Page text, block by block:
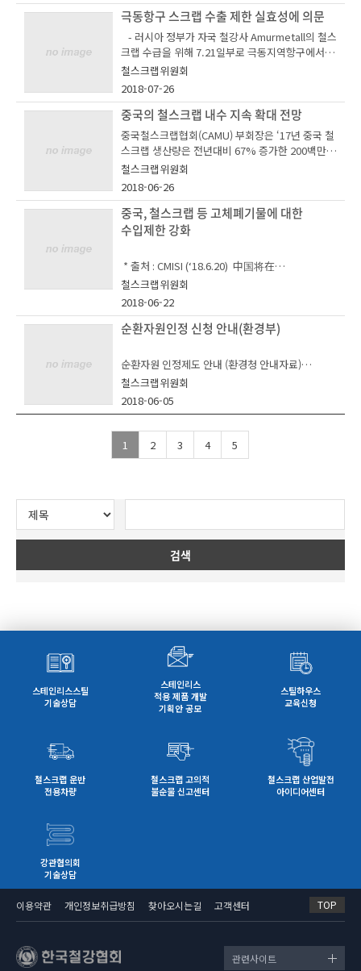
2022. 1.
한국철강협회 철스크랩위원회
철스크랩 고의적 불순물 신고센터
* 첨부파일
1) 철스크랩 고의적 불순물 신고센터 안내문 - 1부.
2) 철스크랩 고의적 불순물 신고양식 - 1부. 끝.
○ 참여 방법 :
① URL 접속(주소를 복사하여 주소창에 붙여넣
기 후 엔터) : http://steelscrapidea.kosa.or.kr/
main
② 철스크랩위원회 홈페이지 우측 배너 중 「철
스크랩 산업발전 아이디어센터」 클릭
이들 업체는 △경기 화성에 위치한 대한철강, 와이
케이스틸 △충남에 위치한 에스케이스틸 △부산에
위치한 현진스틸 △광주에 위치한 고서삼화자원,
부창자원 등이다.
고의적 불순물 혼입행위 업체에 대한 조치는 주의,
경고, 공표, 사법기관 고발을 위한 이사위원 회의
상정 등 4단계로 나뉜다. 상호명과 위반내용 등을
정해진 기간 동안 대외 공개할 수 있다.
이 운영요강을 근거로 지난 4월 30일 실시한 철스
크랩위원회 실무위원회 회의에서는 위 6건의 고의
혼적 신고건에 대해 심의하고, 이 같은 판정을 내렸
다.
철스크랩 고의적 불순물 혼입행위를 원천적으로 근
절하는 분위기를 만들 수 있어 참여 부탁드린다”고
말했다.
한편 철강협회 철스크랩위원회는 건전한 유통질서
순물 신고센터를 운영하고 있다.
출처: 매일일보
14일 서울 송파구 소재 철강협회에서 열린 ‘2019년
도 제1회 이사회’에 참석한 한국철강협회 철스크랩
위원회 관계자들이 올해 사업계획을 논의하고 있
다.
한국철강협회 철스크랩위원회는 14일 서울 송파구
소재 철강협회에서 2019년도 제1회 이사회를 개최
하고, 올해 사업계획을 확정했다.
철스크랩위원회는 ‘철스크랩 산업경쟁력 강화를 위
‘철스크랩 폐기물 열분해 가스화 사업’ ‘수입산 철
스크랩 품질 관리 기준 정립’ ‘집게차 기사양성과정
개설’ 등을 중점 추진하기로 했다.
위원회는 이물질이 혼입된 저품질의 수입산 철스크
랩의 국내 유입이 꾸준히 증가되고 있는 상황에서
이렇다 할 품질 분류 기준이 없어, 저품질 수입산 철
정립할 계획이다.
아울러 ‘철스크랩 폐기물 열분해 가스화 사업’은 철
스크랩 가공 과정에서 발생하는 폐기물을 친환경적
인 열분해 방식을 적용해 에너지원으로 재생산해
링을 통해 예비타당성을 검토할 예정이다.
이외에도 집게차 기사 양성교육과정 및 민간자격제
도 신설을 추진하는 사업도 추진하기로 했다.
극동항구 스크랩 수출 제한 실효성에 의문
- 러시아 정부가 자국 철강사 Amurmetall의 철스
크랩 수급을 위해 7.21일부로 극동지역항구에서
의 스크랩 수출을 6개월간 제한하나, 전문가들은
빌렛 생산사인 Amurmetall 이 해당 정책의 충분
한 효과를 누릴 수 있는지에 대해 의문 제기
- Metal Bulletin의 분석에 따르면, 수출제한이 국
내 수요를 끌어올릴 수 없을 뿐 아니라 Amurmetal
l 생산능력을 고려했을 때 스크랩을 충분히 소화할
수 없을 가능성도 있다고 분석
www.metalbulletin.com/Article/3822474/Sea
rch-results/Russias-scrap-export-ban-to-sq
철스크랩위원회
2018-07-26
중국의 철스크랩 내수 지속 확대 전망
중국철스크랩협회(CAMU) 부회장은 ‘17년 중국 철
스크랩 생산량은 전년대비 67% 증가한 200백만톤
이며, 원가경쟁력을 갖춘 철스크랩에 대한 국내수
요는 지속적으로 확대될 것으로 전망
李树斌：废钢成本优势明显 国内需求继续上升
철스크랩위원회
2018-06-26
중국, 철스크랩 등 고체폐기물에 대한
수입제한 강화
* 출처 : CMISI (‘18.6.20) 中国将在
- 리간제(李干杰) 생태환경부(MEE) 부장은 중국정
부의 환경오염 개선정책에 따라서 ‘18~20년까지
철스크랩 등 고체폐기물에 대한 수입 제한을 한층
강화할 것이라 언급
으로 축소하는 등 품목별 제한 외에도 고체폐기물
의 밀수출입에 대한 적발도 강화할 예정
2018-2020年进一步收紧对固体废物进口的限
制
철스크랩위원회
2018-06-22
순환자원인정 신청 안내(환경부)
순환자원 인정제도 안내 (환경청 안내자료)
자원순환기본법 제정공포(`16.5) 및 시행(`18.1.
1.)으로 2018년부터 순환자원 인정제도가 본격 시
해당 제도에 대해 안내하오니 업무에 참고 바랍니
다.
◈ 사업장별 심사를 통해 일정 요건(환경성, 경제성
○ (순환자원 정의) 폐기물을 순환이용하여 생산되
거나 사용되는 물질로 환경성, 경제성, 기술성을
갖추어 환경부장관이 인정하는 물질 또는 물건
○ (대상자) 업체 해당여건에 따라 자율적으로 신
청 (법정 의무제도가 아님)
- 「폐기물관리법」 제17조제2항에 따른 사업장
폐기물배출자
른 폐기물 종합처분업자
다) 「폐기물관리법」제25조제5항제5호에 따
른 폐기물 중간재활용업자
른 폐기물 종합재활용업자
철스크랩위원회
2018-06-05
1 2 3 4 5
검색
스테인리스스틸
기술상담
스테인리스
적용 제품 개발
기획안 공모
스틸하우스
교육신청
철스크랩 운반
전용차량
철스크랩 고의적
불순물 신고센터
철스크랩 산업발전
아이디어센터
강관협의회
기술상담
이용약관 개인정보취급방침 찾아오시는길 고객센터
관련사이트
TOP